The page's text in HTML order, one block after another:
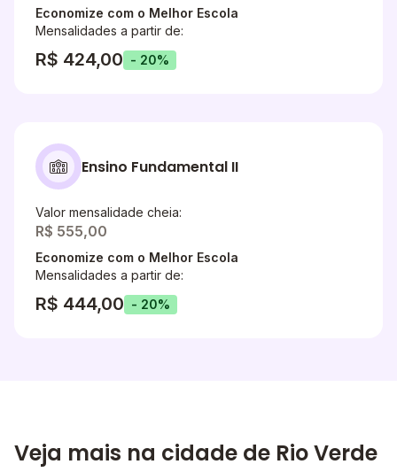
Economize com o Melhor Escola
Mensalidades a partir de:
R$ 424,00 - 20%
Ensino Fundamental II
Valor mensalidade cheia:
R$ 555,00
Economize com o Melhor Escola
Mensalidades a partir de:
R$ 444,00 - 20%
Veja mais na cidade de Rio Verde